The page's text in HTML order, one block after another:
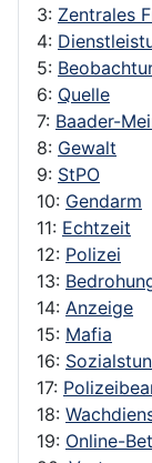
3: Zentrales
4:
5:
6: Quelle
7: Baader-
8: Gewalt
9: StPO
10: Gendarm
11: Echtzeit
12: Polizei
13:
14: Anzeige
15: Mafia
16:
17:
18:
19: Online-